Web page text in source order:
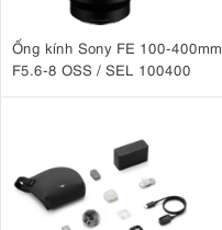
Ống kính Sony FE 100-400mm
F5.6-8 OSS / SEL 100400